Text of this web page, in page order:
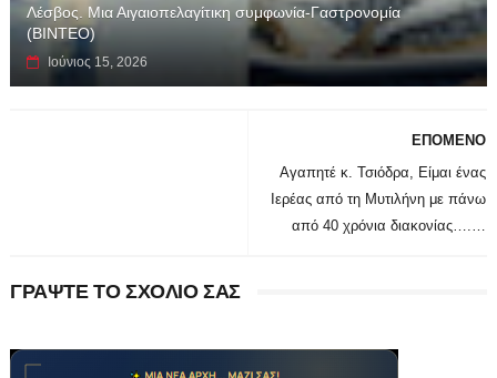
Λέσβος. Μια Αιγαιοπελαγίτικη συμφωνία-Γαστρονομία
(ΒΙΝΤΕΟ)
Ιούνιος 15, 2026
ΕΠΟΜΕΝΟ
Αγαπητέ κ. Τσιόδρα, Είμαι ένας
Ιερέας από τη Μυτιλήνη με πάνω
από 40 χρόνια διακονίας….…
ΓΡΑΨΤΕ ΤΟ ΣΧΟΛΙΟ ΣΑΣ